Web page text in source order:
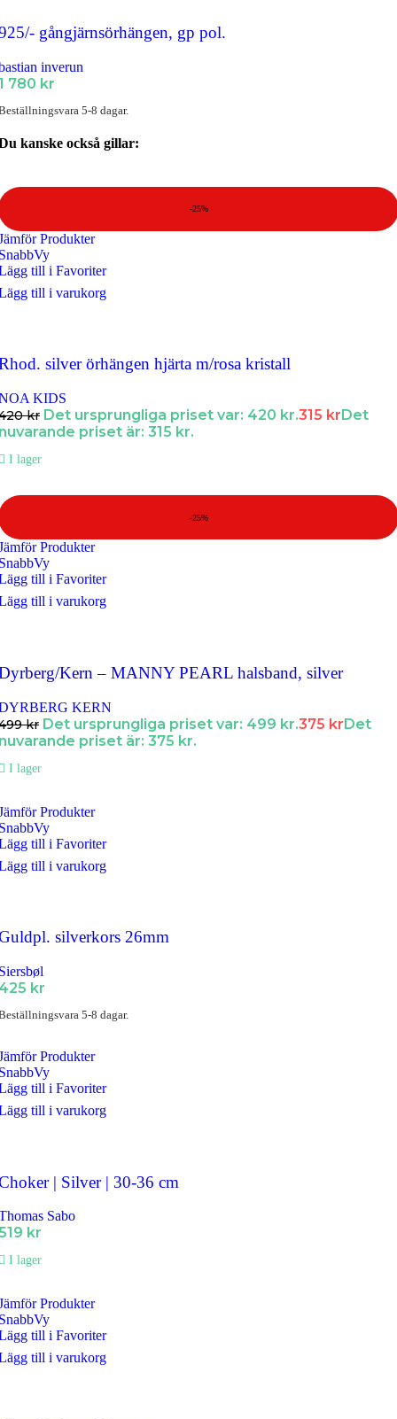
gångjärnsörhängen, gp pol.
inverun
780 kr
5-8 dagar.
kanske också gillar:
-25%
Produkter
till i Favoriter
till i varukorg
silver örhängen hjärta m/rosa kristall
KIDS
kr Det ursprungliga priset var: 420 kr.315 kr Det
priset är: 315 kr.
I lager
-25%
Produkter
till i Favoriter
till i varukorg
Kern – MANNY PEARL halsband, silver
KERN
kr Det ursprungliga priset var: 499 kr.375 krDet
priset är: 375 kr.
I lager
Produkter
till i Favoriter
till i varukorg
silverkors 26mm
kr
5-8 dagar.
Produkter
till i Favoriter
till i varukorg
| Silver | 30-36 cm
Sabo
kr
I lager
Produkter
till i Favoriter
till i varukorg